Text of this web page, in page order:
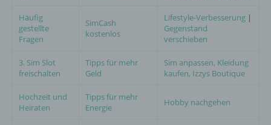
Häufig
gestellte
Fragen
SimCash
kostenlos
Lifestyle-Verbesserung |
Gegenstand
verschieben
3. Sim Slot
freischalten
Tipps für mehr
Geld
Sim anpassen, Kleidung
kaufen, Izzys Boutique
Hochzeit und
Heiraten
Tipps für mehr
Energie
Hobby nachgehen